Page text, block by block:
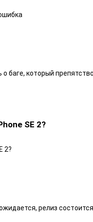
о баге, который
SE 2?
2?
релиз